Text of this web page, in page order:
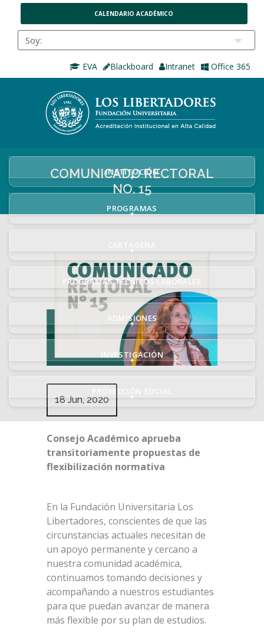
CALENDARIO ACADÉMICO
EVA Blackboard Intranet Office 365
INSTITUCIÓN
+
PROGRAMAS
+
+
PROGRAMAS TÉCNICOS LABORALES
+
ADMISIONES
+
INVESTIGACIÓN
+
PROYECCIÓN SOCIAL
+
COMUNICADO RECTORAL
NO. 15
18 Jun, 2020
Consejo Académico aprueba
transitoriamente propuestas de
flexibilización normativa
En la Fundación Universitaria Los
Libertadores, conscientes de que las
circunstancias actuales necesitan de
un apoyo permanente y cercano a
nuestra comunidad académica,
continuamos tomando decisiones y
acompañando a nuestros estudiantes
para que puedan avanzar de manera
más flexible por su plan de estudios.